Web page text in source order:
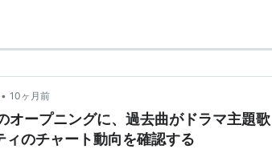
• 10ヶ月前
オープニングに、過去曲がドラマ主題歌
のチャート動向を確認する